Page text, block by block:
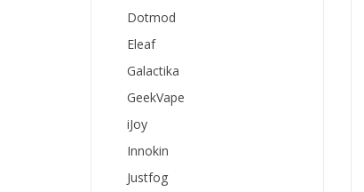
Dotmod
Eleaf
Galactika
GeekVape
iJoy
Innokin
Justfog